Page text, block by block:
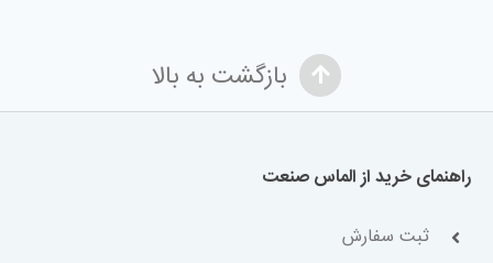
بازگشت به بالا
راهنمای خرید از الماس صنعت
ثبت سفارش